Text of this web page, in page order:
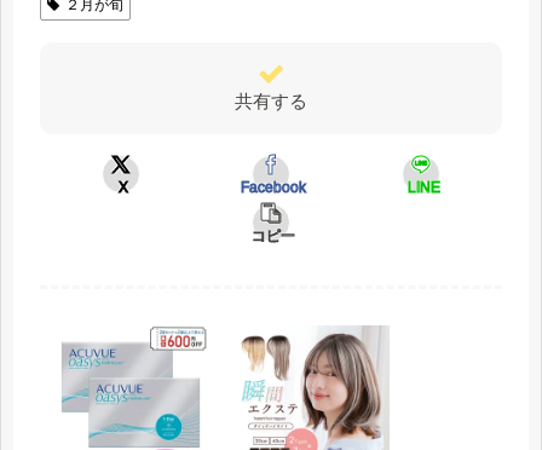
２月が旬
共有する
X Facebook LINE
コピー